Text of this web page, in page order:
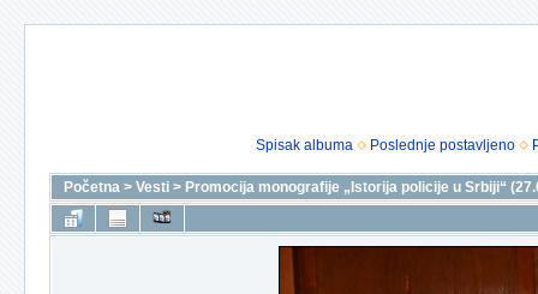
Spisak albuma Poslednje postavljeno
Početna > Vesti > Promocija monografije „Istorija policije u Srbiji“